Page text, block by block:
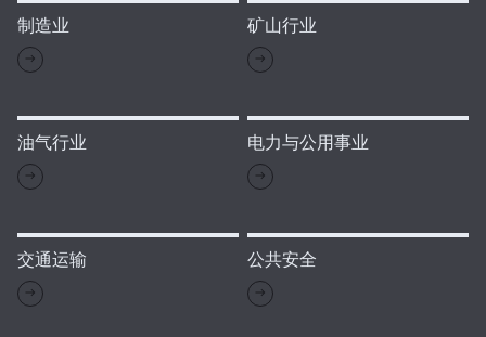
制造业 矿山行业
油气行业 电力与公用事业
交通运输 公共安全